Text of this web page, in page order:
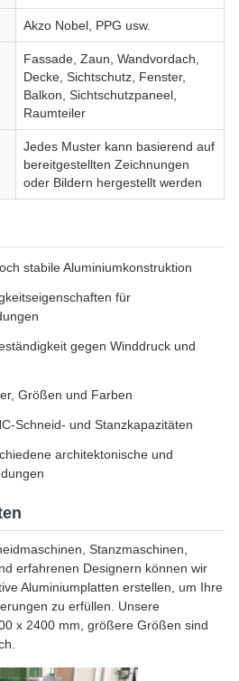
Akzo Nobel, PPG usw.
Fassade, Zaun, Wandvordach,
Decke, Sichtschutz, Fenster,
Balkon, Sichtschutzpaneel,
Raumteiler
Jedes Muster kann basierend auf
bereitgestellten Zeichnungen
oder Bildern hergestellt werden
stabile Aluminiumkonstruktion
für
gegen Winddruck und
Größen und Farben
Schneid- und Stanzkapazitäten
architektonische und
Stanzmaschinen,
erfahrenen Designern können wir
Aluminiumplatten erstellen, um Ihre
zu erfüllen. Unsere
x 2400 mm, größere Größen sind